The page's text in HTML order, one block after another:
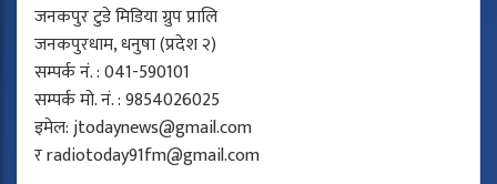
जनकपुर टुडे मिडिया ग्रुप प्रालि
जनकपुरधाम, धनुषा (प्रदेश २)
सम्पर्क नं. : 041-590101
सम्पर्क मो. नं. : 9854026025
इमेल:jtodaynews@gmail.com
रradiotoday91fm@gmail.com